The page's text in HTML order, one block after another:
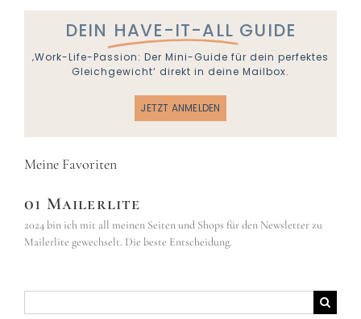
DEIN HAVE-IT-ALL GUIDE
‚Work-Life-Passion: Der Mini-Guide für dein perfektes
Gleichgewicht‘ direkt in deine Mailbox.
JETZT ANMELDEN
Meine Favoriten
01 Mailerlite
2024 bin ich mit all meinen Seiten und Shops für den Newsletter zu
Mailerlite gewechselt. Die beste Entscheidung.
nach: